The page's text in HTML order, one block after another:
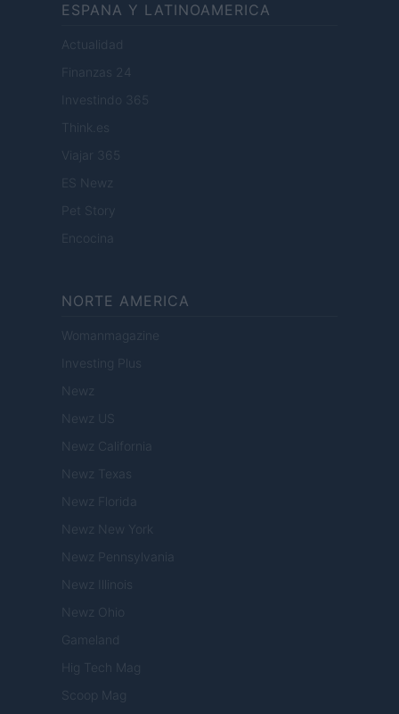
ESPANA Y LATINOAMERICA
Actualidad
Finanzas 24
Investindo 365
Think.es
Viajar 365
ES Newz
Pet Story
Encocina
NORTE AMERICA
Womanmagazine
Investing Plus
Newz
Newz US
Newz California
Newz Texas
Newz Florida
Newz New York
Newz Pennsylvania
Newz Illinois
Newz Ohio
Gameland
Hig Tech Mag
Scoop Mag